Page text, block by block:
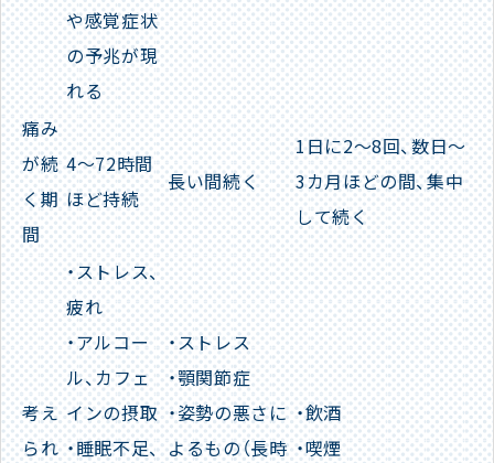
や感覚症状
の予兆が現
れる
痛み
が続
く期
間
4～72時間
ほど持続
長い間続く
1日に2～8回、数日～
3カ月ほどの間、集中
して続く
考え
られ
・ストレス、
疲れ
・アルコー
ル、カフェ
インの摂取
・睡眠不足、
・ストレス
・顎関節症
・姿勢の悪さに
よるもの（長時
・飲酒
・喫煙